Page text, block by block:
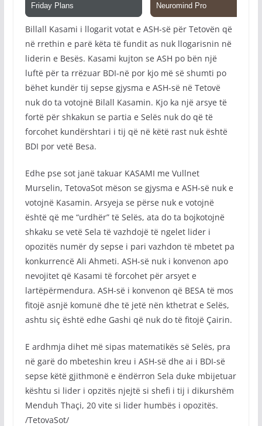
Billall Kasami i llogarit votat e ASH-së për Tetovën që
në rrethin e parë këta të fundit as nuk llogarisnin në
liderin e Besës. Kasami kujton se ASH po bën një
luftë për ta rrëzuar BDI-në por kjo më së shumti po
bëhet kundër tij sepse gjysma e ASH-së në Tetovë
nuk do ta votojnë Bilall Kasamin. Kjo ka një arsye të
fortë për shkakun se partia e Selës nuk do që të
forcohet kundërshtari i tij që në këtë rast nuk është
BDI por vetë Besa.
Edhe pse sot janë takuar KASAMI me Vullnet
Murselin, TetovaSot mëson se gjysma e ASH-së nuk e
votojnë Kasamin. Arsyeja se përse nuk e votojnë
është që me “urdhër” të Selës, ata do ta bojkotojnë
shkaku se vetë Sela të vazhdojë të ngelet lider i
opozitës numër dy sepse i pari vazhdon të mbetet pa
konkurrencë Ali Ahmeti. ASH-së nuk i konvenon apo
nevojitet që Kasami të forcohet për arsyet e
lartëpërmendura. ASH-së i konvenon që BESA të mos
fitojë asnjë komunë dhe të jetë nën kthetrat e Selës,
ashtu siç është edhe Gashi që nuk do të fitojë Çairin.
E ardhmja dihet më sipas matematikës së Selës, pra
në garë do mbeteshin kreu i ASH-së dhe ai i BDI-së
sepse këtë gjithmonë e ëndërron Sela duke mbijetuar
kështu si lider i opzitës njejtë si shefi i tij i dikurshëm
Menduh Thaçi, 20 vite si lider humbës i opozitës.
/TetovaSot/